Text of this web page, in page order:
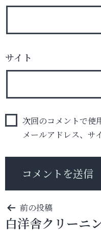
サイト
次回のコメントで使
メールアドレス、サ
投
稿
前の投稿
白洋舎クリーニ